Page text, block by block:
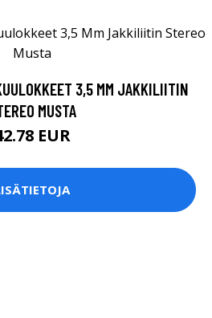
3,5 MM JAKKILIITIN
MUSTA
EUR